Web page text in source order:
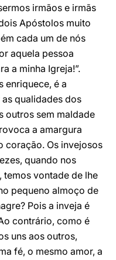
irmãos e irmãs
Apóstolos muito
cada um de nós
aquela pessoa
a minha Igreja!”.
enriquece, é a
qualidades dos
outros sem maldade
a amargura
coração. Os invejosos
quando nos
vontade de lhe
pequeno almoço de
Pois a inveja é
contrário, como é
uns aos outros,
fé, o mesmo amor, a